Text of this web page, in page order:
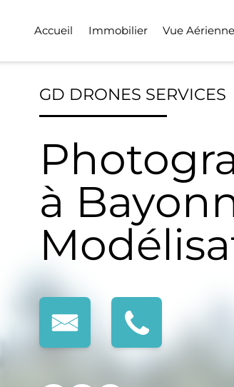
Accueil Immobilier Vue Aérienne
GD DRONES SERVICES
à